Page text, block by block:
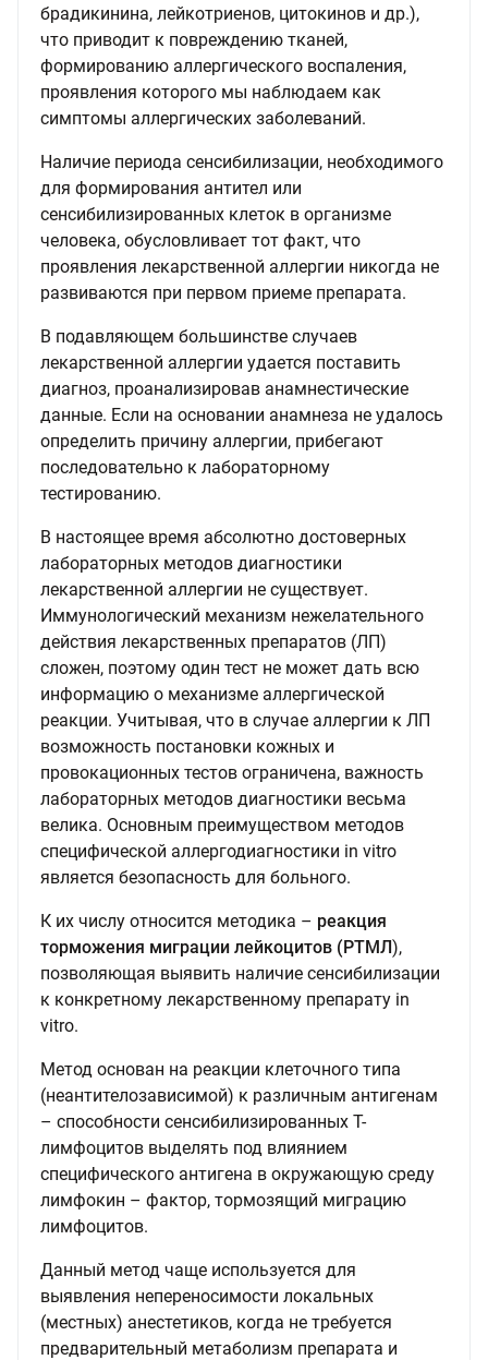
брадикинина, лейкотриенов, цитокинов и др.),
что приводит к повреждению тканей,
формированию аллергического воспаления,
проявления которого мы наблюдаем как
симптомы аллергических заболеваний.
Наличие периода сенсибилизации, необходимого
для формирования антител или
сенсибилизированных клеток в организме
человека, обусловливает тот факт, что
проявления лекарственной аллергии никогда не
развиваются при первом приеме препарата.
В подавляющем большинстве случаев
лекарственной аллергии удается поставить
диагноз, проанализировав анамнестические
данные. Если на основании анамнеза не удалось
определить причину аллергии, прибегают
последовательно к лабораторному
тестированию.
В настоящее время абсолютно достоверных
лабораторных методов диагностики
лекарственной аллергии не существует.
Иммунологический механизм нежелательного
действия лекарственных препаратов (ЛП)
сложен, поэтому один тест не может дать всю
информацию о механизме аллергической
реакции. Учитывая, что в случае аллергии к ЛП
возможность постановки кожных и
провокационных тестов ограничена, важность
лабораторных методов диагностики весьма
велика. Основным преимуществом методов
специфической аллергодиагностики in vitro
является безопасность для больного.
К их числу относится методика – реакция
торможения миграции лейкоцитов (РТМЛ),
позволяющая выявить наличие сенсибилизации
к конкретному лекарственному препарату in
vitro.
Метод основан на реакции клеточного типа
(неантителозависимой) к различным антигенам
– способности сенсибилизированных Т-
лимфоцитов выделять под влиянием
специфического антигена в окружающую среду
лимфокин – фактор, тормозящий миграцию
лимфоцитов.
Данный метод чаще используется для
выявления непереносимости локальных
(местных) анестетиков, когда не требуется
предварительный метаболизм препарата и